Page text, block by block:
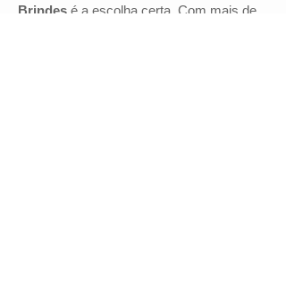
Brindes é a escolha certa. Com mais de